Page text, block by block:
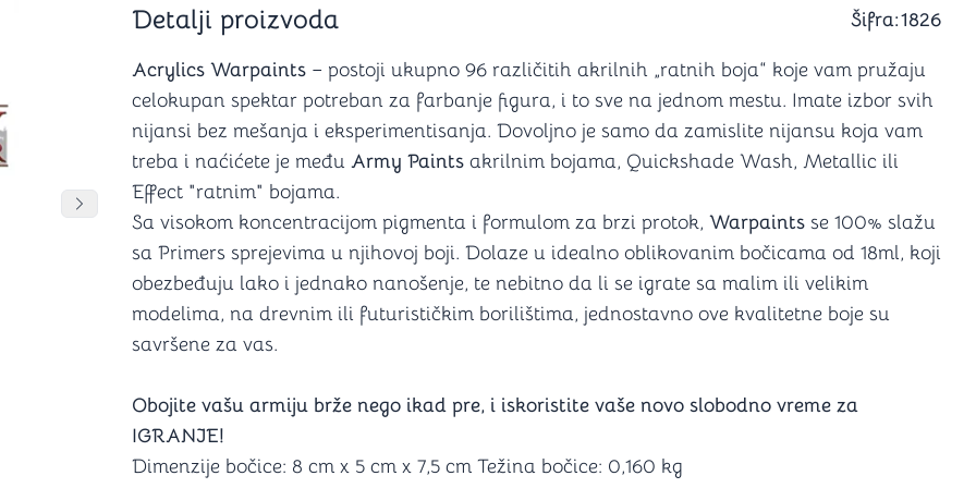
Šah
Domine
4 u 1 igre
Backgammon (Tavla)
Kockice D6 (za Jamb)
Kutijice
Mozgalice
Hanayama
Kocke
Ostale mozgalice
Stripovi
Pomeranje sadržaja slajdera u desno
Detalji proizvoda Šifra:1826
Acrylics Warpaints – postoji ukupno 96 različitih akrilnih „ratnih boja“ koje vam pružaju
celokupan spektar potreban za farbanje figura, i to sve na jednom mestu. Imate izbor svih
nijansi bez mešanja i eksperimentisanja. Dovoljno je samo da zamislite nijansu koja vam
treba i naćićete je među Army Paints akrilnim bojama, Quickshade Wash, Metallic ili
Effect "ratnim" bojama.
Sa visokom koncentracijom pigmenta i formulom za brzi protok, Warpaints se 100% slažu
sa Primers sprejevima u njihovoj boji. Dolaze u idealno oblikovanim bočicama od 18ml, koji
obezbeđuju lako i jednako nanošenje, te nebitno da li se igrate sa malim ili velikim
modelima, na drevnim ili futurističkim borilištima, jednostavno ove kvalitetne boje su
savršene za vas.
Obojite vašu armiju brže nego ikad pre, i iskoristite vaše novo slobodno vreme za
IGRANJE!
Dimenzije bočice: 8 cm x 5 cm x 7,5 cm Težina bočice: 0,160 kg